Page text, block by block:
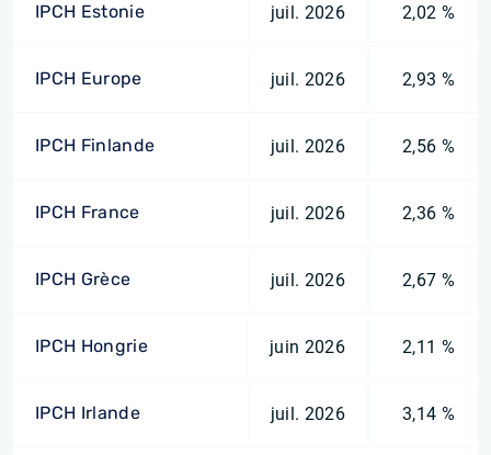
IPCH Estonie juil. 2026 2,02 %
IPCH Europe juil. 2026 2,93 %
IPCH Finlande juil. 2026 2,56 %
IPCH France juil. 2026 2,36 %
IPCH Grèce juil. 2026 2,67 %
IPCH Hongrie juin 2026 2,11 %
IPCH Irlande juil. 2026 3,14 %